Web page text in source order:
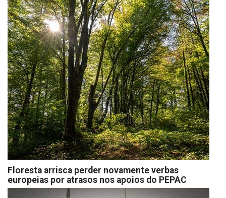
Floresta arrisca perder novamente verbas
europeias por atrasos nos apoios do PEPAC